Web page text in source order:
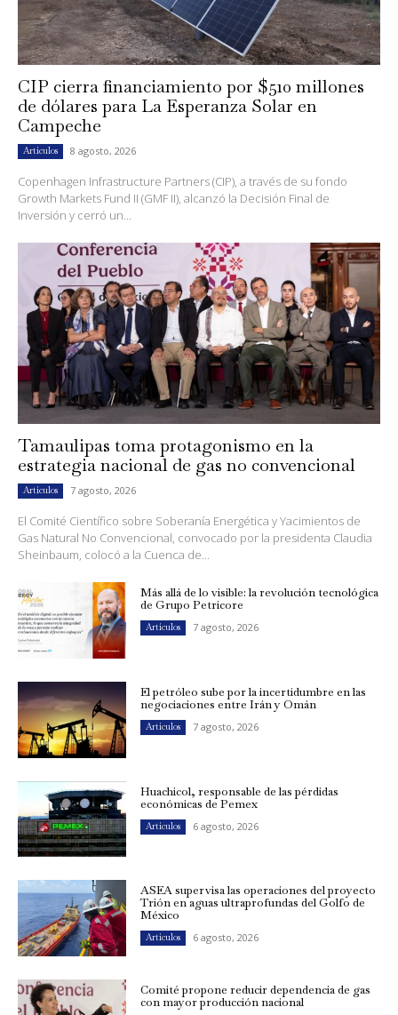
CIP cierra financiamiento por $510 millones
de dólares para La Esperanza Solar en
Campeche
Artículos 8 agosto, 2026
Copenhagen Infrastructure Partners (CIP), a través de su fondo
Growth Markets Fund II (GMF II), alcanzó la Decisión Final de
Inversión y cerró un...
Tamaulipas toma protagonismo en la
estrategia nacional de gas no convencional
Artículos 7 agosto, 2026
El Comité Científico sobre Soberanía Energética y Yacimientos de
Gas Natural No Convencional, convocado por la presidenta Claudia
Sheinbaum, colocó a la Cuenca de...
Más allá de lo visible: la revolución tecnológica
de Grupo Petricore
Artículos 7 agosto, 2026
El petróleo sube por la incertidumbre en las
negociaciones entre Irán y Omán
Artículos 7 agosto, 2026
Huachicol, responsable de las pérdidas
económicas de Pemex
Artículos 6 agosto, 2026
ASEA supervisa las operaciones del proyecto
Trión en aguas ultraprofundas del Golfo de
México
Artículos 6 agosto, 2026
Comité propone reducir dependencia de gas
con mayor producción nacional